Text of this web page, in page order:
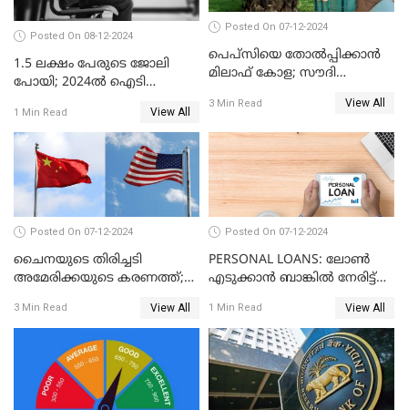
Posted On 08-12-2024
1.5 ലക്ഷം പേരുടെ ജോലി
പോയി; 2024ൽ ഐടി
1 Min Read View All
Posted On 07-12-2024
പെപ്സിയെ തോൽപ്പിക്കാൻ
മിലാഫ് കോള; സൗദി
കോളയേക്കുറിച്ച് അറിയാം
3 Min Read View All
Posted On 07-12-2024
ചൈനയുടെ തിരിച്ചടി
അമേരിക്കയുടെ കരണത്ത്;
3 Min Read View All
Posted On 07-12-2024
PERSONAL LOANS: ലോൺ
എടുക്കാൻ ബാങ്കിൽ നേരിട്ട്
ചെയ്തുകൂടേ?
1 Min Read View All